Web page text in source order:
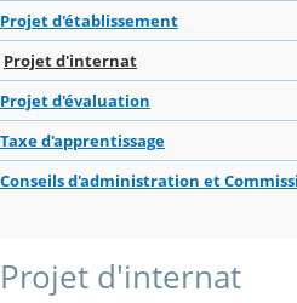
Projet d'établissement
Projet d'internat
Projet d'évaluation
Taxe d'apprentissage
Conseils d'administration et
Projet d'internat